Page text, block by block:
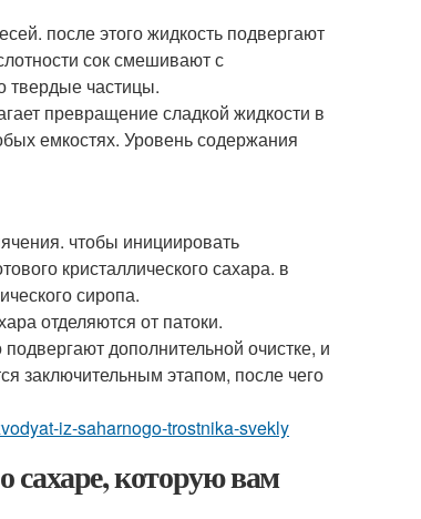
после этого жидкость подвергают
сок смешивают с
твердые частицы.
превращение сладкой жидкости в
емкостях. Уровень содержания
чтобы инициировать
кристаллического сахара. в
сиропа.
отделяются от патоки.
дополнительной очистке, и
заключительным этапом, после чего
iz-saharnogo-trostnika-svekly
сахаре, которую вам